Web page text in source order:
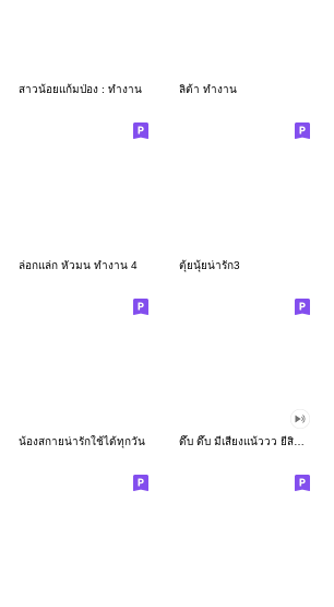
สาวน้อยแก้มป่อง : ทำงาน ลิต้า ทำงาน
ล่อกแล่ก หัวมน ทำงาน 4 ตุ้ยนุ้ยน่ารัก3
น้องสกายน่ารักใช้ได้ทุกวัน ดึ๊บ ดึ๊บ มีเสียงแน้ววว ยี่สิบสอง